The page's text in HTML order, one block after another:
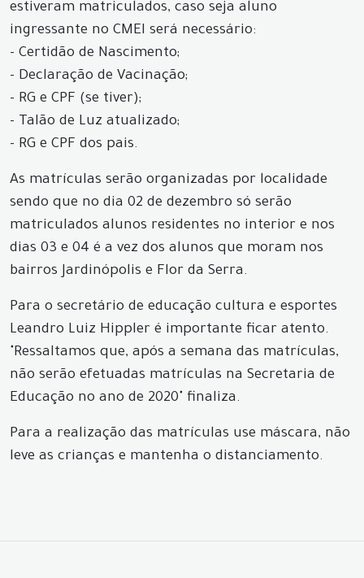
estiveram matriculados, caso seja aluno
ingressante no CMEI será necessário:
- Certidão de Nascimento;
- Declaração de Vacinação;
- RG e CPF (se tiver);
- Talão de Luz atualizado;
- RG e CPF dos pais.
As matrículas serão organizadas por localidade
sendo que no dia 02 de dezembro só serão
matriculados alunos residentes no interior e nos
dias 03 e 04 é a vez dos alunos que moram nos
bairros Jardinópolis e Flor da Serra.
Para o secretário de educação cultura e esportes
Leandro Luiz Hippler é importante ficar atento.
"Ressaltamos que, após a semana das matrículas,
não serão efetuadas matrículas na Secretaria de
Educação no ano de 2020" finaliza.
Para a realização das matrículas use máscara, não
leve as crianças e mantenha o distanciamento.